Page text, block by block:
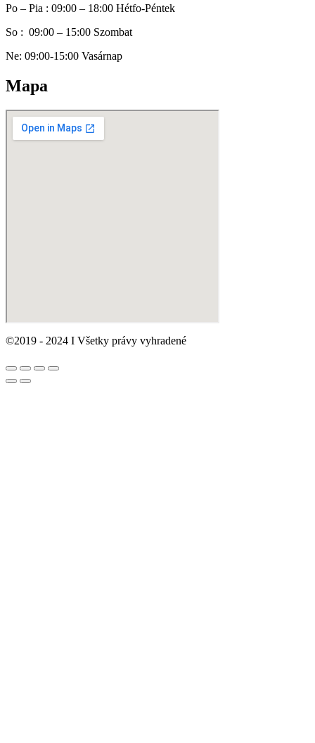
Po – Pia : 09:00 – 18:00 Hétfo-Péntek
So : 09:00 – 15:00 Szombat
Ne: 09:00-15:00 Vasárnap
Mapa
©2019 - 2024 I Všetky právy vyhradené